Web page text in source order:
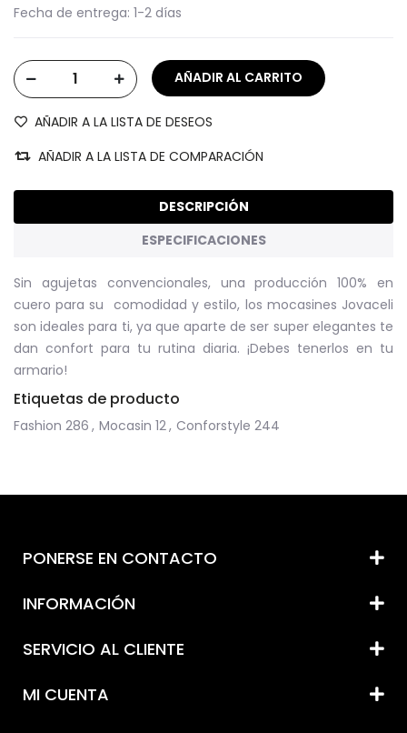
Fecha de entrega: 1-2 días
AÑADIR A LA LISTA DE DESEOS
AÑADIR A LA LISTA DE COMPARACIÓN
DESCRIPCIÓN
ESPECIFICACIONES
Sin agujetas convencionales, una producción 100% en
cuero para su comodidad y estilo, los mocasines Jovaceli
son ideales para ti, ya que aparte de ser super elegantes te
dan confort para tu rutina diaria. ¡Debes tenerlos en tu
armario!
Etiquetas de producto
Fashion 286 , Mocasin 12, Conforstyle 244
PONERSE EN CONTACTO
INFORMACIÓN
SERVICIO AL CLIENTE
MI CUENTA